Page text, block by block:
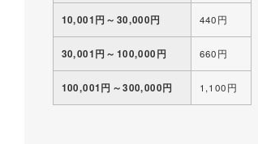
10,001円～30,000円 440円
30,001円～100,000円 660円
100,001円～300,000円 1,100円